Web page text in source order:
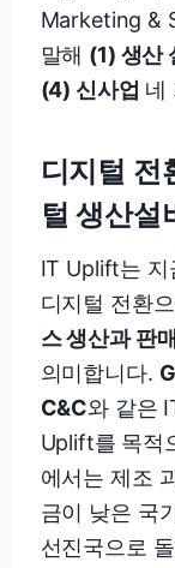
Marketing &
말해 (1) 생산
(4) 신사업 네
디지털
털 생산설
IT Uplift는 지
디지털 전환
스 생산과 판
의미합니다.
C&C와 같은
Uplift를 목적
에서는 제조
금이 낮은 국
선진국으로